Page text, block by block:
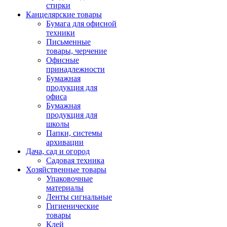
стирки
Канцелярские товары
Бумага для офисной
техники
Письменные
товары, черчение
Офисные
принадлежности
Бумажная
продукция для
офиса
Бумажная
продукция для
школы
Папки, системы
архивации
Дача, сад и огород
Садовая техника
Хозяйственные товары
Упаковочные
материалы
Ленты сигнальные
Гигиенические
товары
Клей